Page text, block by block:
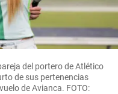
del portero de Atlético
de sus pertenencias
de Avianca. FOTO: